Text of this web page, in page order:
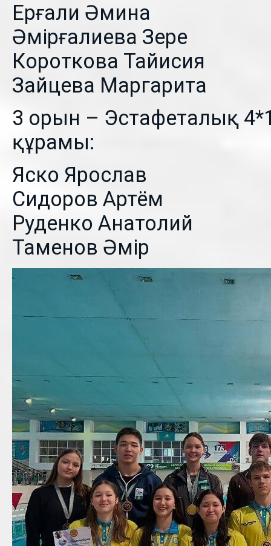
Ерғали Әмина
Әмірғалиева Зере
Короткова Тайисия
Зайцева Маргарита
3 орын – Эстафеталық
құрамы:
Яско Ярослав
Сидоров Артём
Руденко Анатолий
Таменов Әмір